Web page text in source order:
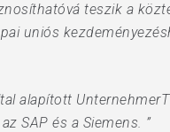
teszik a
uniós
alapított
SAP és a Siemens. ”